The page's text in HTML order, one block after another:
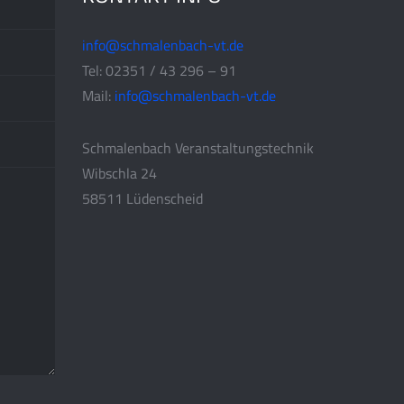
info@schmalenbach-vt.de
Tel: 02351 / 43 296 – 91
Mail: info@schmalenbach-vt.de
Schmalenbach Veranstaltungstechnik
Wibschla 24
58511 Lüdenscheid